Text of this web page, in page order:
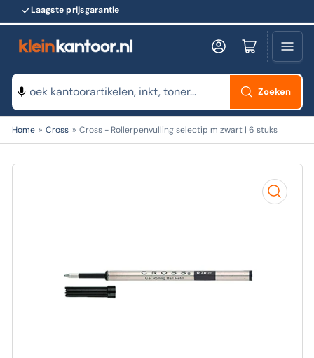
Laagste prijsgarantie
Zoeken
naar
Zoeken
Log in Minikarretje openen
Home » Cross » Cross - Rollerpenvulling selectip m zwart | 6 stuks